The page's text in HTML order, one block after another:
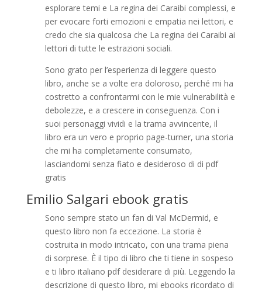
esplorare temi e La regina dei Caraibi complessi, e
per evocare forti emozioni e empatia nei lettori, e
credo che sia qualcosa che La regina dei Caraibi ai
lettori di tutte le estrazioni sociali.
Sono grato per l’esperienza di leggere questo
libro, anche se a volte era doloroso, perché mi ha
costretto a confrontarmi con le mie vulnerabilità e
debolezze, e a crescere in conseguenza. Con i
suoi personaggi vividi e la trama avvincente, il
libro era un vero e proprio page-turner, una storia
che mi ha completamente consumato,
lasciandomi senza fiato e desideroso di di pdf
gratis
Emilio Salgari ebook gratis
Sono sempre stato un fan di Val McDermid, e
questo libro non fa eccezione. La storia è
costruita in modo intricato, con una trama piena
di sorprese. È il tipo di libro che ti tiene in sospeso
e ti libro italiano pdf desiderare di più. Leggendo la
descrizione di questo libro, mi ebooks ricordato di